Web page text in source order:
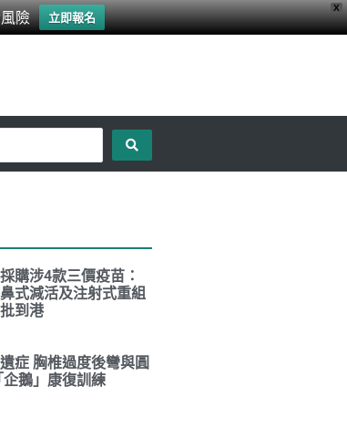
X
險 立即報名
購涉4款三價疫苗：
式減活及注射式重組
到港
症 胸椎過度後彎與圓
企鵝」康復訓練